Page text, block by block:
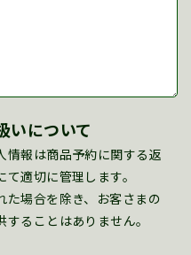
いについて
情報は商品予約に関する返
適切に管理します。
た場合を除き、お客さまの
ることはありません。